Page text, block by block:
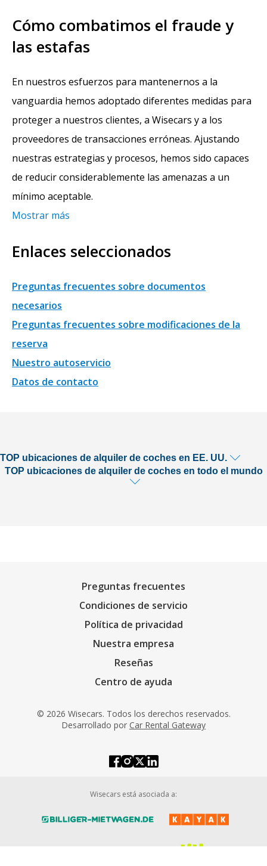
Cómo combatimos el fraude y
las estafas
En nuestros esfuerzos para mantenernos a la
vanguardia hemos adoptado diferentes medidas para
proteger a nuestros clientes, a Wisecars y a los
proveedores de transacciones erróneas. Ajustando
nuestras estrategias y procesos, hemos sido capaces
de reducir considerablemente las amenazas a un
mínimo aceptable.
Mostrar más
Enlaces seleccionados
Preguntas frecuentes sobre documentos
necesarios
Preguntas frecuentes sobre modificaciones de la
reserva
Nuestro autoservicio
Datos de contacto
TOP ubicaciones de alquiler de coches en EE. UU.
TOP ubicaciones de alquiler de coches en todo el mundo
Preguntas frecuentes
Condiciones de servicio
Política de privacidad
Nuestra empresa
Reseñas
Centro de ayuda
© 2026 Wisecars. Todos los derechos reservados.
Desarrollado por Car Rental Gateway
Wisecars está asociada a: